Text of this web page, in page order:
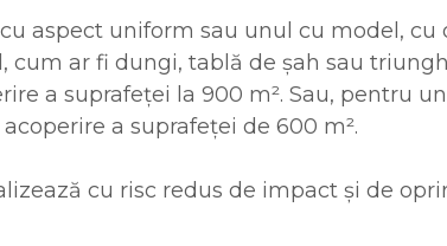
aspect uniform sau unul cu model,
cum ar fi dungi, tablă de șah sau
a suprafeței la 900 m². Sau, pentru
a suprafeței de 600 m².
cu risc redus de impact și de